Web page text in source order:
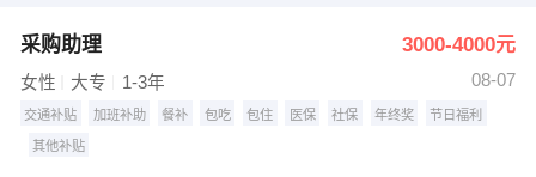
采购助理 3000-4000元
女性 大专 1-3年 08-07
交通补贴 加班补助 餐补 包吃 包住 医保 社保 年终奖 节日福利
其他补贴